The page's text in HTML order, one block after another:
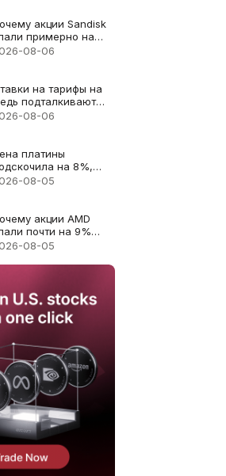
тыс. Прогноз: 83
акции Sandisk
примерно на
несмотря на
08-06
на тарифы на
подталкивают
меди к рекорду
08-06
платины
на 8%,
дефицит
08-05
акции AMD
почти на 9%
на
08-05